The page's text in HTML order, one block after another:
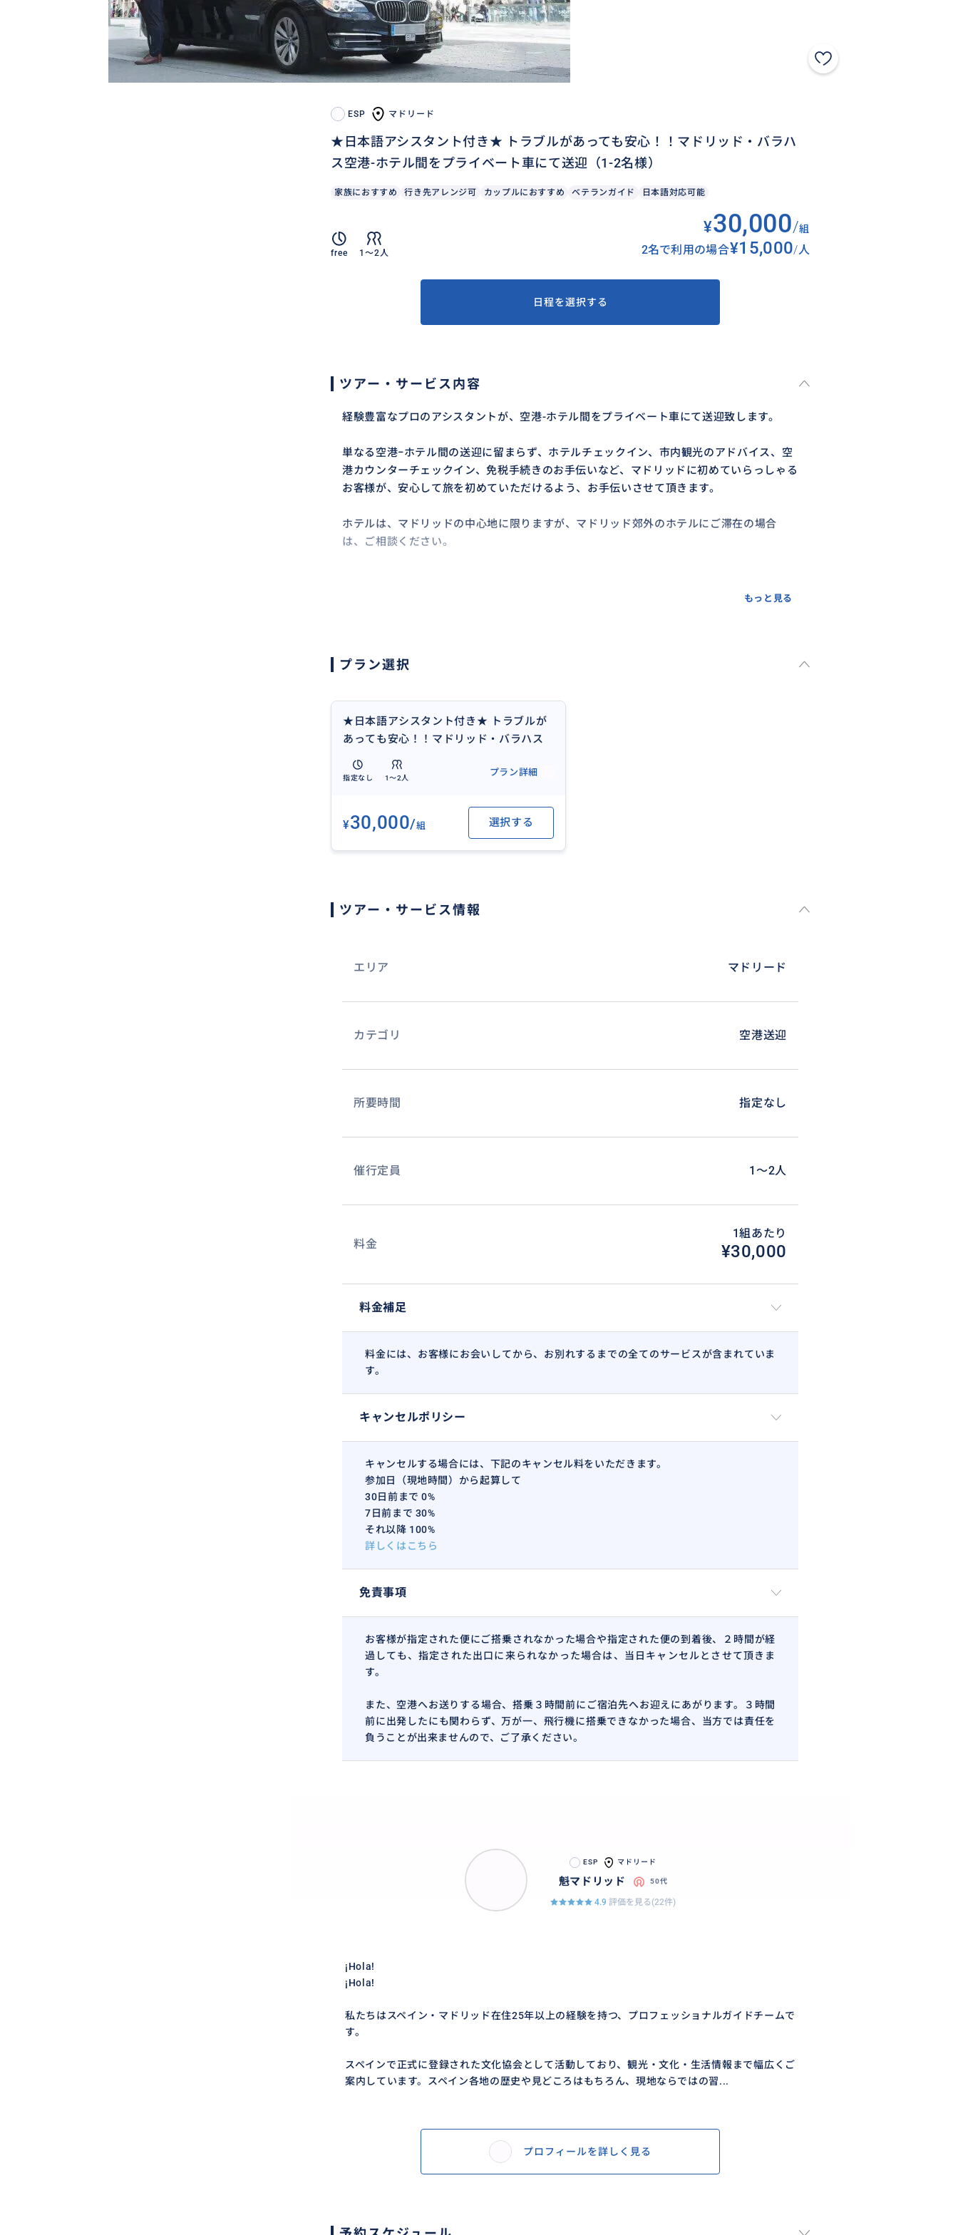
ESP マドリード
★日本語アシスタント付き★ トラブルがあっても安心！！マドリッド・バラハ
ス空港-ホテル間をプライベート車にて送迎（1-2名様）
家族におすすめ 行き先アレンジ可 カップルにおすすめ ベテランガイド 日本語対応可能
free 1〜2人
¥30,000/組
2名で利用の場合 ¥15,000/人
日程を選択する
ツアー・サービス内容
経験豊富なプロのアシスタントが、空港-ホテル間をプライベート車にて送迎致します。
単なる空港−ホテル間の送迎に留まらず、ホテルチェックイン、市内観光のアドバイス、空
港カウンターチェックイン、免税手続きのお手伝いなど、マドリッドに初めていらっしゃる
お客様が、安心して旅を初めていただけるよう、お手伝いさせて頂きます。
ホテルは、マドリッドの中心地に限りますが、マドリッド郊外のホテルにご滞在の場合
は、ご相談ください。
旅は初日が肝心。初めての場所で、日本語にて案内してもらうと、その後の行程もスムーズ
もっと見る
プラン選択
★日本語アシスタント付き★ トラブルが
あっても安心！！マドリッド・バラハス
空港-ホテル間をプライベート車にて送迎
（1-2名様）
指定なし 1〜2人
プラン詳細
¥30,000/組 選択する
ツアー・サービス情報
エリア マドリード
カテゴリ 空港送迎
所要時間 指定なし
催行定員 1〜2人
料金
1組あたり
¥30,000
料金補足
料金には、お客様にお会いしてから、お別れするまでの全てのサービスが含まれていま
す。
キャンセルポリシー
キャンセルする場合には、下記のキャンセル料をいただきます。
参加日（現地時間）から起算して
30日前まで 0%
7日前まで 30%
それ以降 100%
詳しくはこちら
免責事項
お客様が指定された便にご搭乗されなかった場合や指定された便の到着後、２時間が経
過しても、指定された出口に来られなかった場合は、当日キャンセルとさせて頂きま
す。
また、空港へお送りする場合、搭乗３時間前にご宿泊先へお迎えにあがります。３時間
前に出発したにも関わらず、万が一、飛行機に搭乗できなかった場合、当方では責任を
負うことが出来ませんので、ご了承ください。
ESP マドリード
魁マドリッド 50代
4.9 評価を見る(22件)
¡Hola!
¡Hola!
私たちはスペイン・マドリッド在住25年以上の経験を持つ、プロフェッショナルガイドチームで
す。
スペインで正式に登録された文化協会として活動しており、観光・文化・生活情報まで幅広くご
案内しています。スペイン各地の歴史や見どころはもちろん、現地ならではの習...
プロフィールを詳しく見る